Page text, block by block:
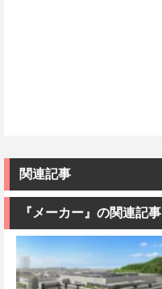
関連記事
『メーカー』の関連記事